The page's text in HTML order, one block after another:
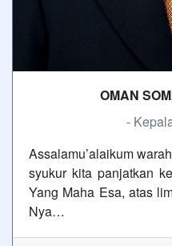
OMAN
-
Assalamu’alaikum
syukur kita panjatkan
Yang Maha Esa, atas
Nya…